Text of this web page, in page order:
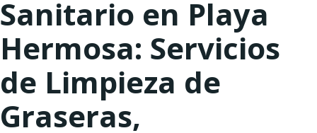
Sanitario en Playa
Hermosa: Servicios
de Limpieza de
Graseras,